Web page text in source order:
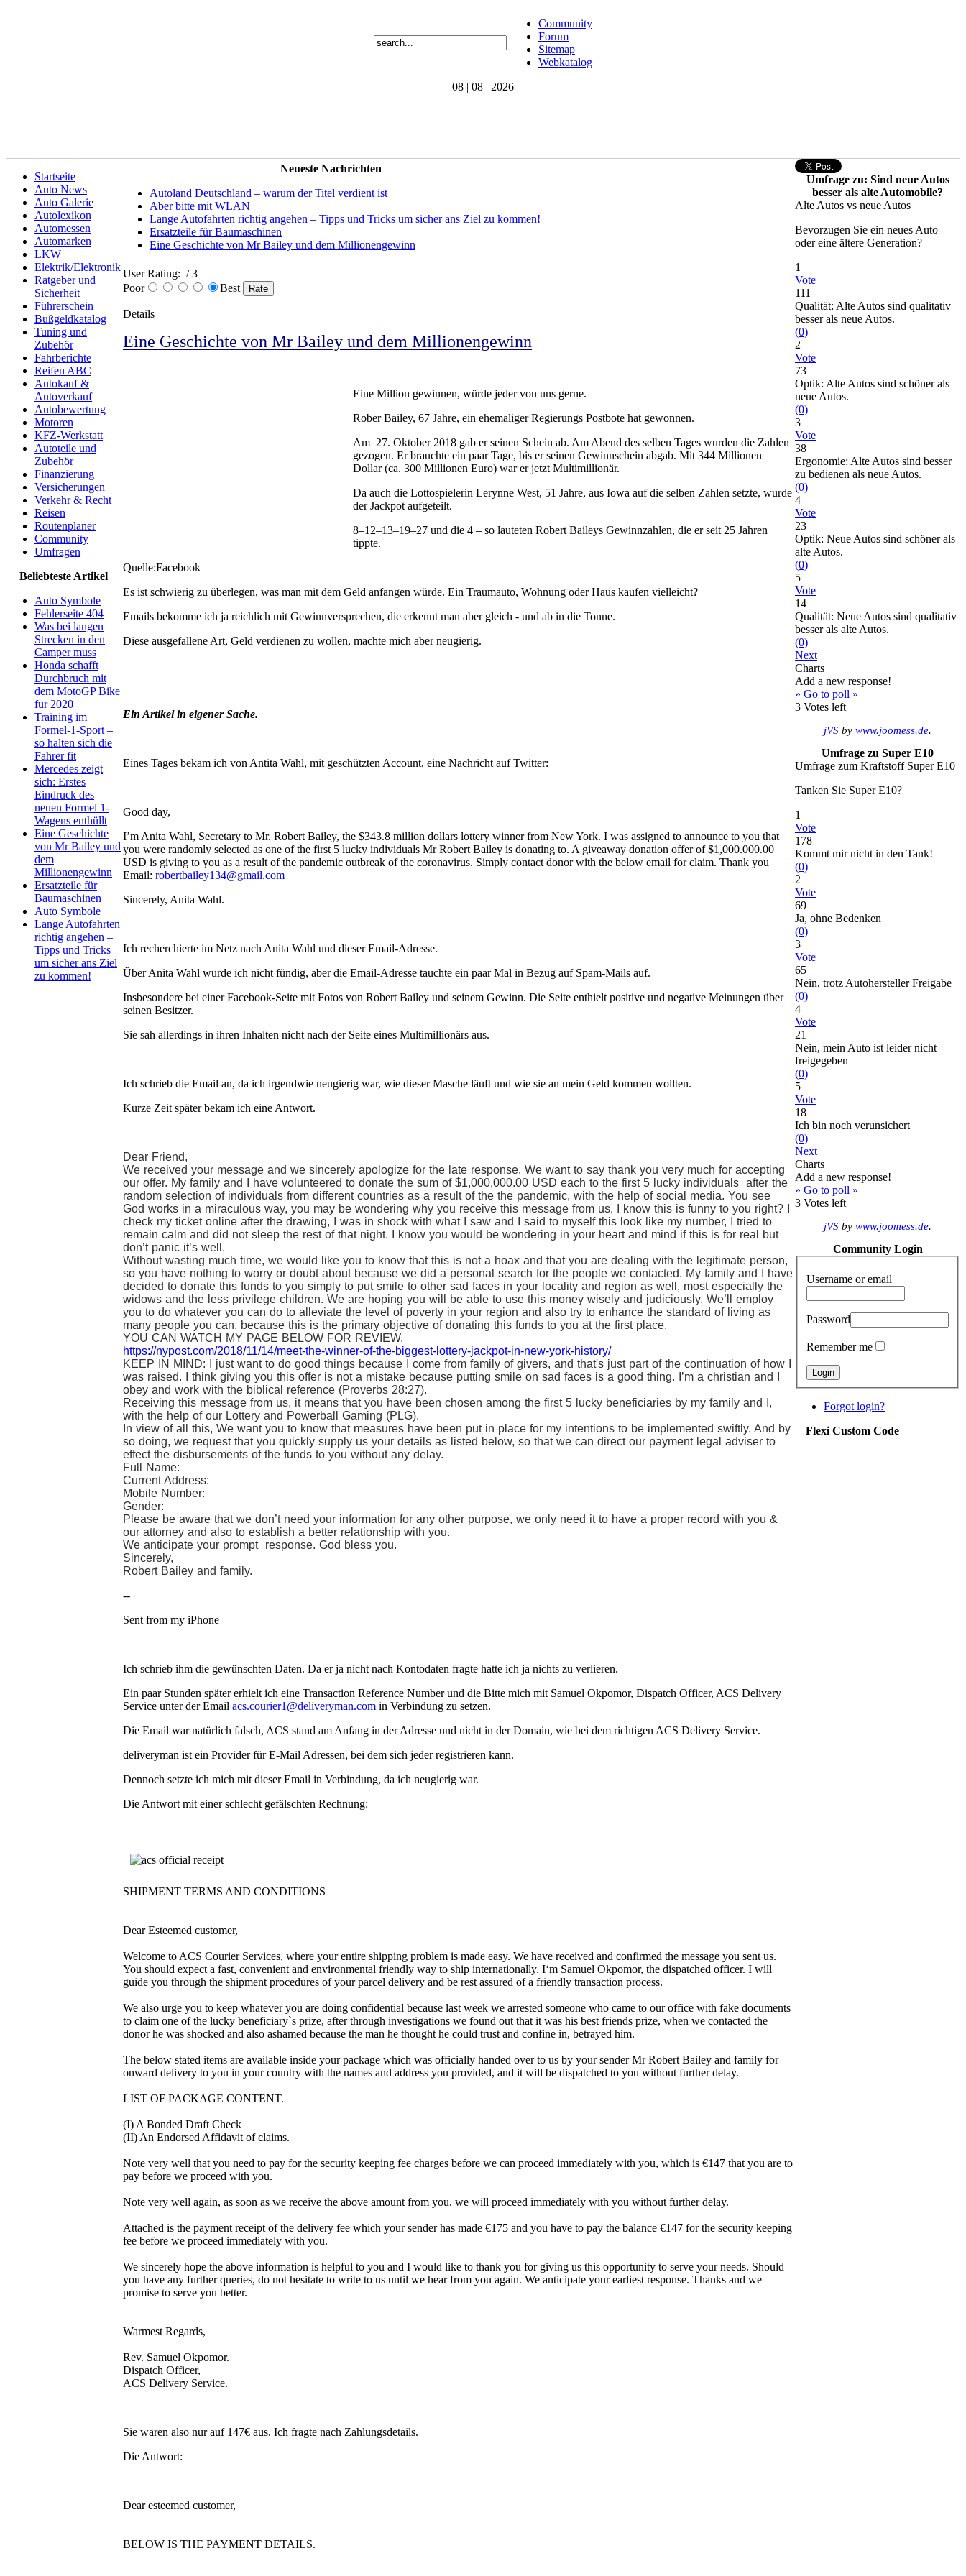
Community
Forum
Sitemap
Webkatalog
08 | 08 | 2026
Startseite
Auto News
Auto Galerie
Autolexikon
Automessen
Automarken
LKW
Elektrik/Elektronik
Ratgeber und
Sicherheit
Führerschein
Bußgeldkatalog
Tuning und
Zubehör
Fahrberichte
Reifen ABC
Autokauf &
Autoverkauf
Autobewertung
Motoren
KFZ-Werkstatt
Autoteile und
Zubehör
Finanzierung
Versicherungen
Verkehr & Recht
Reisen
Routenplaner
Community
Umfragen
Beliebteste Artikel
Auto Symbole
Fehlerseite 404
Was bei langen
Strecken in den
Camper muss
Honda schafft
Durchbruch mit
dem MotoGP Bike
für 2020
Training im
Formel-1-Sport –
so halten sich die
Fahrer fit
Mercedes zeigt
sich: Erstes
Eindruck des
neuen Formel 1-
Wagens enthüllt
Eine Geschichte
von Mr Bailey und
dem
Millionengewinn
Ersatzteile für
Baumaschinen
Auto Symbole
Lange Autofahrten
richtig angehen –
Tipps und Tricks
um sicher ans Ziel
zu kommen!
Neueste Nachrichten
Autoland Deutschland – warum der Titel verdient ist
Aber bitte mit WLAN
Lange Autofahrten richtig angehen – Tipps und Tricks um sicher ans Ziel zu kommen!
Ersatzteile für Baumaschinen
Eine Geschichte von Mr Bailey und dem Millionengewinn
User Rating: / 3
Poor
Best
Details
Eine Geschichte von Mr Bailey und dem Millionengewinn
Eine Million gewinnen, würde jeder von uns gerne.
Rober Bailey, 67 Jahre, ein ehemaliger Regierungs Postbote hat gewonnen.
Am 27. Oktober 2018 gab er seinen Schein ab. Am Abend des selben Tages wurden die Zahlen
gezogen. Er brauchte ein paar Tage, bis er seinen Gewinnschein abgab. Mit 344 Millionen
Dollar (ca. 300 Millionen Euro) war er jetzt Multimillionär.
Da auch die Lottospielerin Lerynne West, 51 Jahre, aus Iowa auf die selben Zahlen setzte, wurde
der Jackpot aufgeteilt.
8–12–13–19–27 und die 4 – so lauteten Robert Baileys Gewinnzahlen, die er seit 25 Jahren
tippte.
Quelle:Facebook
Es ist schwierig zu überlegen, was man mit dem Geld anfangen würde. Ein Traumauto, Wohnung oder Haus kaufen vielleicht?
Emails bekomme ich ja reichlich mit Gewinnversprechen, die erkennt man aber gleich - und ab in die Tonne.
Diese ausgefallene Art, Geld verdienen zu wollen, machte mich aber neugierig.
Ein Artikel in eigener Sache.
Eines Tages bekam ich von Antita Wahl, mit geschützten Account, eine Nachricht auf Twitter:
Good day,
I’m Anita Wahl, Secretary to Mr. Robert Bailey, the $343.8 million dollars lottery winner from New York. I was assigned to announce to you that
you were randomly selected as one of the first 5 lucky individuals Mr Robert Bailey is donating to. A giveaway donation offer of $1,000.000.00
USD is giving to you as a result of the pandemic outbreak of the coronavirus. Simply contact donor with the below email for claim. Thank you
Email: robertbailey134@gmail.com
Sincerely, Anita Wahl.
Ich recherchierte im Netz nach Anita Wahl und dieser Email-Adresse.
Über Anita Wahl wurde ich nicht fündig, aber die Email-Adresse tauchte ein paar Mal in Bezug auf Spam-Mails auf.
Insbesondere bei einer Facebook-Seite mit Fotos von Robert Bailey und seinem Gewinn. Die Seite enthielt positive und negative Meinungen über
seinen Besitzer.
Sie sah allerdings in ihren Inhalten nicht nach der Seite eines Multimillionärs aus.
Ich schrieb die Email an, da ich irgendwie neugierig war, wie dieser Masche läuft und wie sie an mein Geld kommen wollten.
Kurze Zeit später bekam ich eine Antwort.
Dear Friend,
We received your message and we sincerely apologize for the late response. We want to say thank you very much for accepting
our offer. My family and I have volunteered to donate the sum of $1,000,000.00 USD each to the first 5 lucky individuals after the
random selection of individuals from different countries as a result of the the pandemic, with the help of social media. You see
God works in a miraculous way, you may be wondering why you receive this message from us, I know this is funny to you right? I
check my ticket online after the drawing, I was in shock with what I saw and I said to myself this look like my number, I tried to
remain calm and did not sleep the rest of that night. I know you would be wondering in your heart and mind if this is for real but
don’t panic it’s well.
Without wasting much time, we would like you to know that this is not a hoax and that you are dealing with the legitimate person,
so you have nothing to worry or doubt about because we did a personal search for the people we contacted. My family and I have
decided to donate this funds to you simply to put smile to other sad faces in your locality and region as well, most especially the
widows and the less privilege children. We are hoping you will be able to use this money wisely and judiciously. We’ll employ
you to do whatever you can do to alleviate the level of poverty in your region and also try to enhance the standard of living as
many people you can, because this is the primary objective of donating this funds to you at the first place.
YOU CAN WATCH MY PAGE BELOW FOR REVIEW.
https://nypost.com/2018/11/14/meet-the-winner-of-the-biggest-lottery-jackpot-in-new-york-history/
KEEP IN MIND: I just want to do good things because I come from family of givers, and that's just part of the continuation of how I
was raised. I think giving you this offer is not a mistake because putting smile on sad faces is a good thing. I’m a christian and I
obey and work with the biblical reference (Proverbs 28:27).
Receiving this message from us, it means that you have been chosen among the first 5 lucky beneficiaries by my family and I,
with the help of our Lottery and Powerball Gaming (PLG).
In view of all this, We want you to know that measures have been put in place for my intentions to be implemented swiftly. And by
so doing, we request that you quickly supply us your details as listed below, so that we can direct our payment legal adviser to
effect the disbursements of the funds to you without any delay.
Full Name:
Current Address:
Mobile Number:
Gender:
Please be aware that we don’t need your information for any other purpose, we only need it to have a proper record with you &
our attorney and also to establish a better relationship with you.
We anticipate your prompt response. God bless you.
Sincerely,
Robert Bailey and family.
--
Sent from my iPhone
Ich schrieb ihm die gewünschten Daten. Da er ja nicht nach Kontodaten fragte hatte ich ja nichts zu verlieren.
Ein paar Stunden später erhielt ich eine Transaction Reference Number und die Bitte mich mit Samuel Okpomor, Dispatch Officer, ACS Delivery
Service unter der Email acs.courier1@deliveryman.com in Verbindung zu setzen.
Die Email war natürlich falsch, ACS stand am Anfang in der Adresse und nicht in der Domain, wie bei dem richtigen ACS Delivery Service.
deliveryman ist ein Provider für E-Mail Adressen, bei dem sich jeder registrieren kann.
Dennoch setzte ich mich mit dieser Email in Verbindung, da ich neugierig war.
Die Antwort mit einer schlecht gefälschten Rechnung:
SHIPMENT TERMS AND CONDITIONS
Dear Esteemed customer,
Welcome to ACS Courier Services, where your entire shipping problem is made easy. We have received and confirmed the message you sent us.
You should expect a fast, convenient and environmental friendly way to ship internationally. I‘m Samuel Okpomor, the dispatched officer. I will
guide you through the shipment procedures of your parcel delivery and be rest assured of a friendly transaction process.
We also urge you to keep whatever you are doing confidential because last week we arrested someone who came to our office with fake documents
to claim one of the lucky beneficiary`s prize, after through investigations we found out that it was his best friends prize, when we contacted the
donor he was shocked and also ashamed because the man he thought he could trust and confine in, betrayed him.
The below stated items are available inside your package which was officially handed over to us by your sender Mr Robert Bailey and family for
onward delivery to you in your country with the names and address you provided, and it will be dispatched to you without further delay.
LIST OF PACKAGE CONTENT.
(I) A Bonded Draft Check
(II) An Endorsed Affidavit of claims.
Note very well that you need to pay for the security keeping fee charges before we can proceed immediately with you, which is €147 that you are to
pay before we proceed with you.
Note very well again, as soon as we receive the above amount from you, we will proceed immediately with you without further delay.
Attached is the payment receipt of the delivery fee which your sender has made €175 and you have to pay the balance €147 for the security keeping
fee before we proceed immediately with you.
We sincerely hope the above information is helpful to you and I would like to thank you for giving us this opportunity to serve your needs. Should
you have any further queries, do not hesitate to write to us until we hear from you again. We anticipate your earliest response. Thanks and we
promise to serve you better.
Warmest Regards,
Rev. Samuel Okpomor.
Dispatch Officer,
ACS Delivery Service.
Sie waren also nur auf 147€ aus. Ich fragte nach Zahlungsdetails.
Die Antwort:
Dear esteemed customer,
BELOW IS THE PAYMENT DETAILS.
Umfrage zu: Sind neue Autos
besser als alte Automobile?
Alte Autos vs neue Autos
Bevorzugen Sie ein neues Auto
oder eine ältere Generation?
1
Vote
111
Qualität: Alte Autos sind qualitativ
besser als neue Autos.
(0)
2
Vote
73
Optik: Alte Autos sind schöner als
neue Autos.
(0)
3
Vote
38
Ergonomie: Alte Autos sind besser
zu bedienen als neue Autos.
(0)
4
Vote
23
Optik: Neue Autos sind schöner als
alte Autos.
(0)
5
Vote
14
Qualität: Neue Autos sind qualitativ
besser als alte Autos.
(0)
Next
Charts
Add a new response!
» Go to poll »
3 Votes left
jVS by www.joomess.de.
Umfrage zu Super E10
Umfrage zum Kraftstoff Super E10
Tanken Sie Super E10?
1
Vote
178
Kommt mir nicht in den Tank!
(0)
2
Vote
69
Ja, ohne Bedenken
(0)
3
Vote
65
Nein, trotz Autohersteller Freigabe
(0)
4
Vote
21
Nein, mein Auto ist leider nicht
freigegeben
(0)
5
Vote
18
Ich bin noch verunsichert
(0)
Next
Charts
Add a new response!
» Go to poll »
3 Votes left
jVS by www.joomess.de.
Community Login
Username or email
Password
Remember me
Forgot login?
Flexi Custom Code